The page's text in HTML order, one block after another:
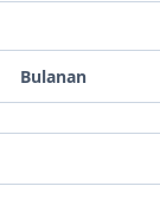
Bulanan